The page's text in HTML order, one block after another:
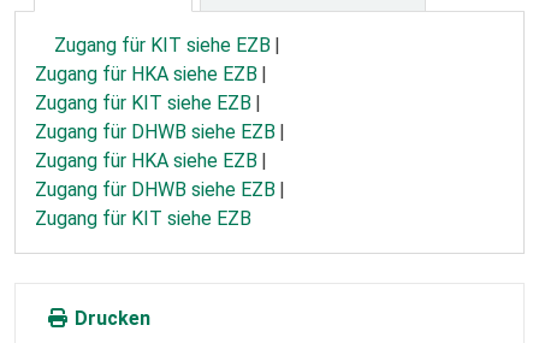
Zugang für KIT siehe EZB
Zugang für HKA siehe EZB
Zugang für KIT siehe EZB
Zugang für DHWB siehe EZB
Zugang für HKA siehe EZB
Zugang für DHWB siehe EZB
Zugang für KIT siehe EZB
Drucken